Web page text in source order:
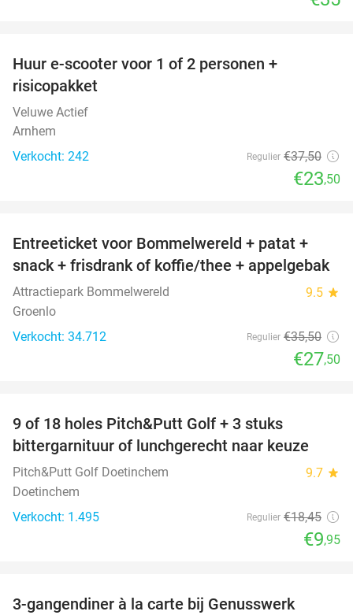
Huur e-scooter voor 1 of 2 personen +
risicopakket
Veluwe Actief
Arnhem
Verkocht: 242
Regulier €37,50
€23,50
23%
Entreeticket voor Bommelwereld + patat +
snack + frisdrank of koffie/thee + appelgebak
Attractiepark Bommelwereld 9.5 star
Groenlo
Verkocht: 34.712
Regulier €35,50
€27,50
9 of 18 holes Pitch&Putt Golf + 3 stuks
bittergarnituur of lunchgerecht naar keuze
Pitch&Putt Golf Doetinchem 9.7 star
Doetinchem
Verkocht: 1.495
Regulier €18,45
€9,95
3-gangendiner à la carte bij Genusswerk